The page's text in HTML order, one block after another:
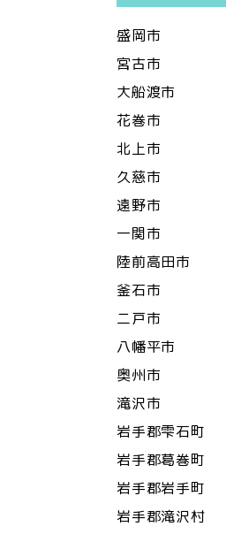
盛岡市
宮古市
大船渡市
花巻市
北上市
久慈市
遠野市
一関市
陸前高田市
釜石市
二戸市
八幡平市
奥州市
滝沢市
岩手郡雫石町
岩手郡葛巻町
岩手郡岩手町
岩手郡滝沢村